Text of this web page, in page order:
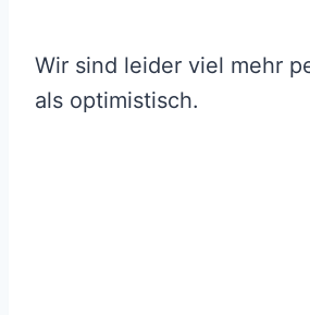
Wir sind leider viel mehr
als optimistisch.